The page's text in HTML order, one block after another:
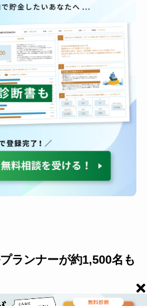
ランナーが約1,500名も